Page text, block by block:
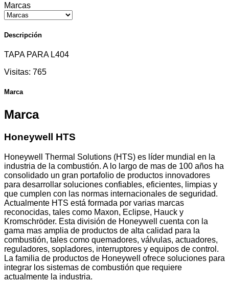
Marcas
Descripción
TAPA PARA L404
Visitas: 765
Marca
Marca
Honeywell HTS
Honeywell Thermal Solutions (HTS) es líder mundial en la
industria de la combustión. A lo largo de mas de 100 años ha
consolidado un gran portafolio de productos innovadores
para desarrollar soluciones confiables, eficientes, limpias y
que cumplen con las normas internacionales de seguridad.
Actualmente HTS está formada por varias marcas
reconocidas, tales como Maxon, Eclipse, Hauck y
Kromschröder. Esta división de Honeywell cuenta con la
gama mas amplia de productos de alta calidad para la
combustión, tales como quemadores, válvulas, actuadores,
reguladores, sopladores, interruptores y equipos de control.
La familia de productos de Honeywell ofrece soluciones para
integrar los sistemas de combustión que requiere
actualmente la industria.